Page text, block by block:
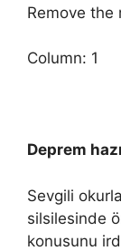
Remove the
Column: 1
Deprem
Sevgili
silsilesinde
konusunu